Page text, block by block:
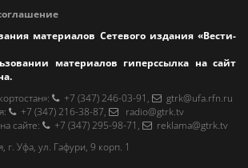
материалов Сетевого издания «Вести-
материалов гиперссылка на сайт
: +7 (347) 246-03-91 ,
gtrk@ufa.rfn.ru
: +7 (347) 216-38-87,
radio@gtrk.tv
сайте: +7 (347) 295-98-71 ,
reklama@gtrk.tv
г. Уфа, ул. Гафури, 9 корп. 1